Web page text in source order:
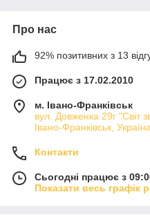
Про нас
92% позитивних з 13
Працює з 17.02.2010
м. Івано-Франківськ
вул. Довженка 29г "Світ
Івано-Франківськ, Україна
Контакти
Сьогодні працює з
Показати весь графік